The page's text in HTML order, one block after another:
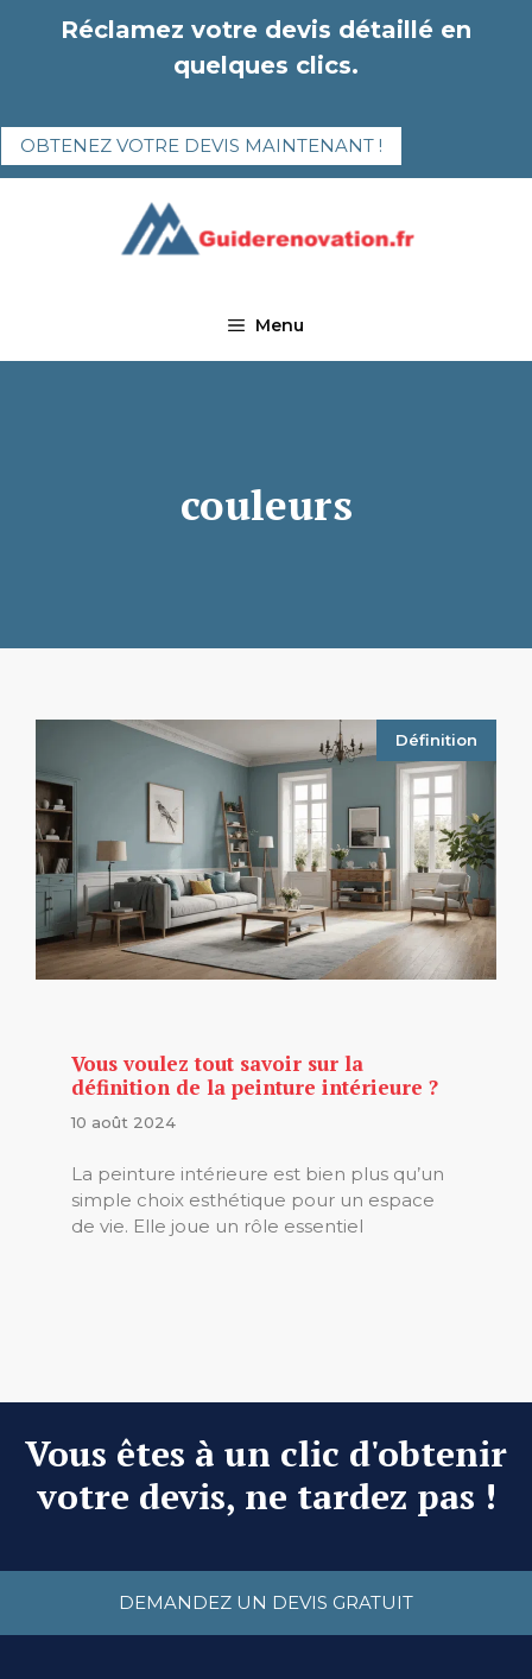
Réclamez votre devis détaillé en
quelques clics.
OBTENEZ VOTRE DEVIS MAINTENANT !
Menu
couleurs
Définition
Vous voulez tout savoir sur la
définition de la peinture intérieure ?
10 août 2024
La peinture intérieure est bien plus qu’un
simple choix esthétique pour un espace
de vie. Elle joue un rôle essentiel
Vous êtes à un clic d'obtenir
votre devis, ne tardez pas !
DEMANDEZ UN DEVIS GRATUIT